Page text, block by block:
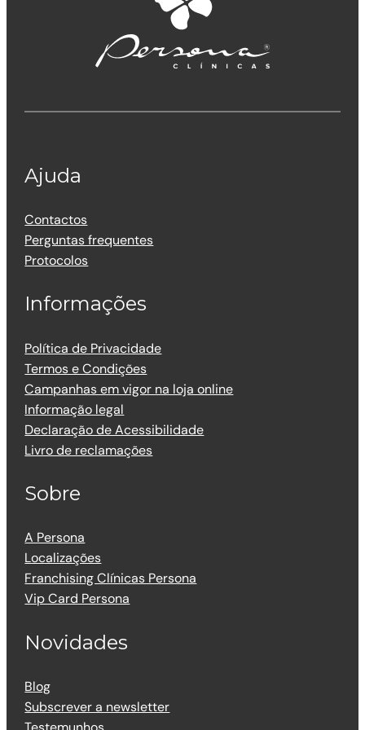
Ajuda
Contactos
Perguntas frequentes
Protocolos
Informações
Política de Privacidade
Termos e Condições
Campanhas em vigor na loja online
Informação legal
Declaração de Acessibilidade
Livro de reclamações
Sobre
A Persona
Localizações
Franchising Clínicas Persona
Vip Card Persona
Novidades
Blog
Subscrever a newsletter